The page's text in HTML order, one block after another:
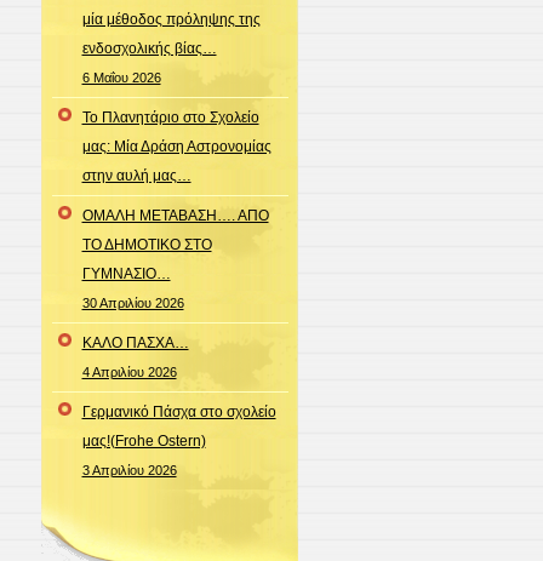
μία μέθοδος πρόληψης της
ενδοσχολικής βίας…
6 Μαΐου 2026
To Πλανητάριο στο Σχολείο
μας: Μία Δράση Αστρονομίας
στην αυλή μας…
ΟΜΑΛΗ ΜΕΤΑΒΑΣΗ…. ΑΠΟ
ΤΟ ΔΗΜΟΤΙΚΟ ΣΤΟ
ΓΥΜΝΑΣΙΟ…
30 Απριλίου 2026
ΚΑΛΟ ΠΑΣΧΑ…
4 Απριλίου 2026
Γερμανικό Πάσχα στο σχολείο
μας!(Frohe Ostern)
3 Απριλίου 2026